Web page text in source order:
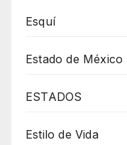
Esquí
Estado de México
ESTADOS
Estilo de Vida